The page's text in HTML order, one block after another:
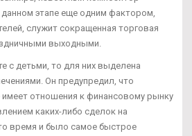
этапе еще одним фактором,
служит сокращенная торговая
выходными.
с детьми, то для них выделена
Он предупредил, что
отношения к финансовому рынку
каких-либо сделок на
время и было самое быстрое